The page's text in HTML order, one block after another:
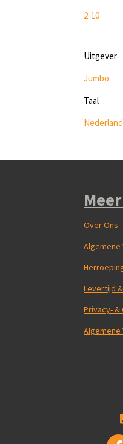
2-10
Uitgever
Jumbo
Taal
Over Ons
Algemene
Levertijd
Privacy- &
Algemene